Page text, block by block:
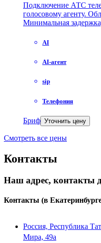
Подключение АТС
голосовому агенту.
Минимальная
AI
AI-агент
sip
Телефония
Бриф Уточнить цену
Смотреть все цены
Контакты
Наш адрес, контакты
Контакты (в
Россия, Республика
Мира, 49a